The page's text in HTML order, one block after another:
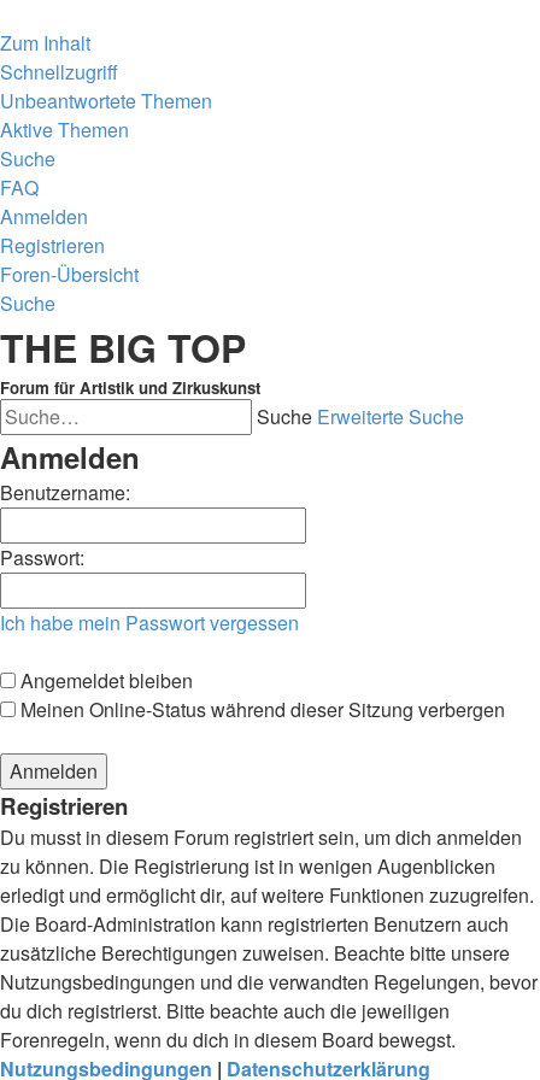
Zum Inhalt
Schnellzugriff
Unbeantwortete Themen
Aktive Themen
Suche
FAQ
Anmelden
Registrieren
Foren-Übersicht
Suche
THE BIG TOP
Forum für Artistik und Zirkuskunst
Suche Erweiterte Suche
Anmelden
Benutzername:
Passwort:
Ich habe mein Passwort vergessen
Angemeldet bleiben
Meinen Online-Status während dieser Sitzung verbergen
Registrieren
Du musst in diesem Forum registriert sein, um dich anmelden
zu können. Die Registrierung ist in wenigen Augenblicken
erledigt und ermöglicht dir, auf weitere Funktionen zuzugreifen.
Die Board-Administration kann registrierten Benutzern auch
zusätzliche Berechtigungen zuweisen. Beachte bitte unsere
Nutzungsbedingungen und die verwandten Regelungen, bevor
du dich registrierst. Bitte beachte auch die jeweiligen
Forenregeln, wenn du dich in diesem Board bewegst.
Nutzungsbedingungen | Datenschutzerklärung